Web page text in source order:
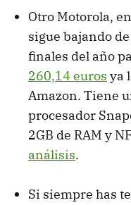
Otro Motorola,
sigue bajando
finales del año
260,14 euros ya
Amazon. Tiene
procesador
2GB de RAM y
análisis.
Si siempre has